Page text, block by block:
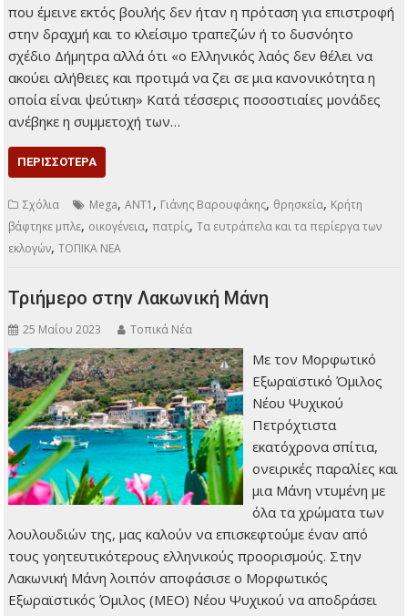
που έμεινε εκτός βουλής δεν ήταν η πρόταση για επιστροφή
στην δραχμή και το κλείσιμο τραπεζών ή το δυσνόητο
σχέδιο Δήμητρα αλλά ότι «ο Ελληνικός λαός δεν θέλει να
ακούει αλήθειες και προτιμά να ζει σε μια κανονικότητα η
οποία είναι ψεύτικη» Κατά τέσσερις ποσοστιαίες μονάδες
ανέβηκε η συμμετοχή των…
ΠΕΡΙΣΣΌΤΕΡΑ
Σχόλια Mega,ΑΝΤ1 , Γιάνης Βαρουφάκης, θρησκεία, Κρήτη
βάφτηκε μπλε, οικογένεια,πατρίς,Τα ευτράπελα και τα περίεργα των
εκλογών,ΤΟΠΙΚΑ ΝΕΑ
Τριήμερο στην Λακωνική Μάνη
25 Μαΐου 2023 Τοπικά Νέα
Με τον Μορφωτικό
Εξωραϊστικό Όμιλος
Νέου Ψυχικού
Πετρόχτιστα
εκατόχρονα σπίτια,
ονειρικές παραλίες και
μια Μάνη ντυμένη με
όλα τα χρώματα των
λουλουδιών της, μας καλούν να επισκεφτούμε έναν από
τους γοητευτικότερους ελληνικούς προορισμούς. Στην
Λακωνική Μάνη λοιπόν αποφάσισε ο Μορφωτικός
Εξωραϊστικός Όμιλος (ΜΕΟ) Νέου Ψυχικού να αποδράσει